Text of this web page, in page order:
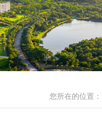
您所在的位置：